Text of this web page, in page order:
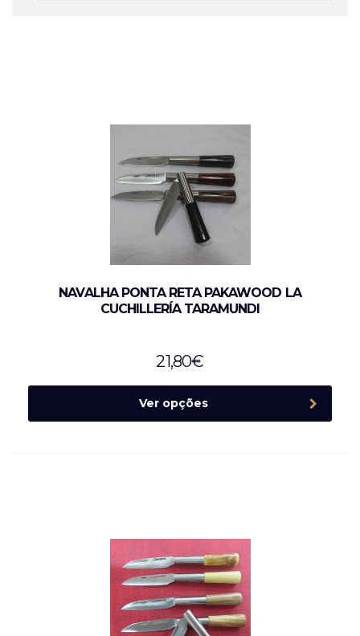
NAVALHA PONTA RETA PAKAWOOD LA
CUCHILLERÍA TARAMUNDI
21,80€
Ver opções